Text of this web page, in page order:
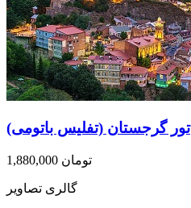
تور گرجستان (تفلیس باتومی)
1,880,000 تومان
گالری تصاویر